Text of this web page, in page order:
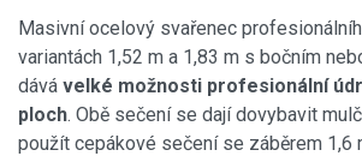
Masivní ocelový svařenec
variantách 1,52 m a 1,83 m s bočním
dává velké možnosti profesionální
ploch. Obě sečení se dají dovybavit
použít cepákové sečení se záběrem 1,6